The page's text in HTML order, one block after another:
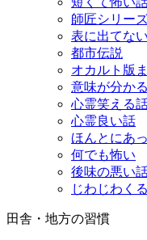
師匠シリー
表に出てな
都市伝説
オカルト版
意味が分か
心霊笑える
心霊良い話
ほんとにあ
何でも怖い
後味の悪い
じわじわく
田舎・地方の習慣